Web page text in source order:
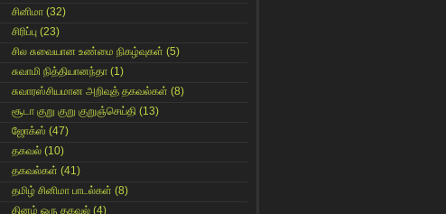
சினிமா (32)
சிரிப்பு (23)
சில சுவையான உண்மை நிகழ்வுகள் (5)
சுவாமி நித்தியானந்தா (1)
சுவாரஸ்சியமான அறிவுத் தகவல்கள் (8)
சூடா குறு குறு குறுஞ்செய்தி (13)
ஜோக்ஸ் (47)
தகவல் (10)
தகவல்கள் (41)
தமிழ் சினிமா பாடல்கள் (8)
தினம் ஒரு தகவல் (4)